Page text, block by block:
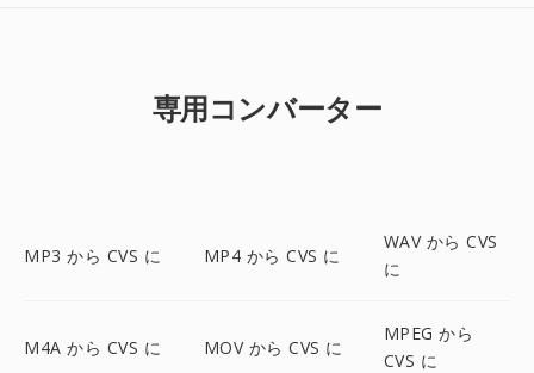
専用コンバーター
MP3 から CVS に MP4 から CVS に
WAV から CVS
に
M4A から CVS に MOV から CVS に
MPEG から
CVS に